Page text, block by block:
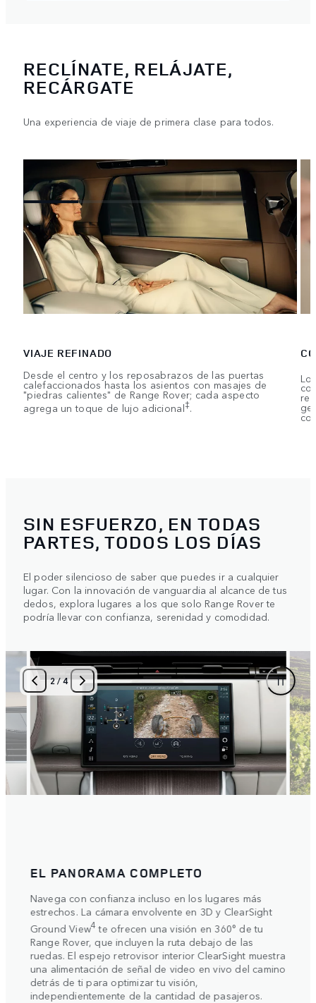
RECLÍNATE, RELÁJATE,
RECÁRGATE
Una experiencia de viaje de primera clase para todos.
VIAJE REFINADO
Desde el centro y los reposabrazos de las puertas
calefaccionados hasta los asientos con masajes de
"piedras calientes" de Range Rover; cada aspecto
agrega un toque de lujo adicional‡.
SIN ESFUERZO, EN TODAS
PARTES, TODOS LOS DÍAS
El poder silencioso de saber que puedes ir a cualquier
lugar. Con la innovación de vanguardia al alcance de tus
dedos, explora lugares a los que solo Range Rover te
podría llevar con confianza, serenidad y comodidad.
EL PANORAMA COMPLETO
Navega con confianza incluso en los lugares más
estrechos. La cámara envolvente en 3D y ClearSight
Ground View4 te ofrecen una visión en 360° de tu
Range Rover, que incluyen la ruta debajo de las
ruedas. El espejo retrovisor interior ClearSight muestra
una alimentación de señal de video en vivo del camino
detrás de ti para optimizar tu visión,
independientemente de la cantidad de pasajeros.
2/4